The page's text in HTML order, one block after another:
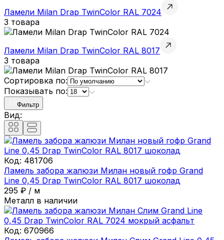
Ламели Milan Drap TwinColor RAL 7024
3 товара
Ламели Milan Drap TwinColor RAL 8017
3 товара
Сортировка по:
Показывать по:
Фильтр
Вид:
Код: 481706
Ламель забора жалюзи Милан новый гофр Grand
Line 0,45 Drap TwinColor RAL 8017 шоколад
295 ₽ / м
Металл в наличии
Код: 670966